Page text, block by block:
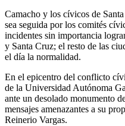
Camacho y los cívicos de
sea seguida por los comités
incidentes sin importancia
y Santa Cruz; el resto de las
el día la normalidad.
En el epicentro del conflicto
de la Universidad Autónoma
ante un desolado monumento
mensajes amenazantes a su
Reinerio Vargas.